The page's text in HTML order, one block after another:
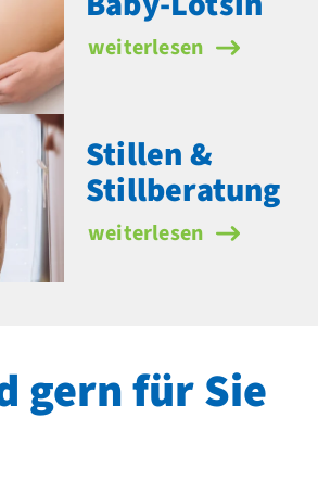
Baby-Lotsin
weiterlesen
Stillen &
Stillberatung
Stillen & Stillberatung
weiterlesen
gern für Sie